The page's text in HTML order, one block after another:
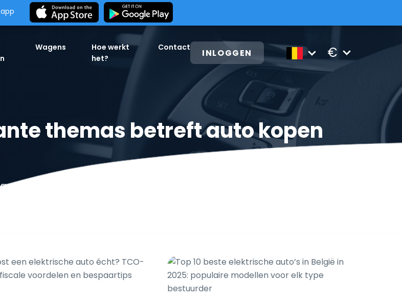
Wagens
Hoe werkt
het?
Contact INLOGGEN €
themas betreft auto kopen
in 24 uur voor het beste bod. Tips om snel en voordelig